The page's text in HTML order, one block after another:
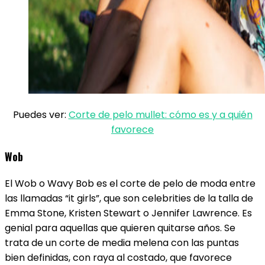
Puedes ver: Corte de pelo mullet: cómo es y a quién
favorece
Wob
El Wob o Wavy Bob es el corte de pelo de moda entre
las llamadas “it girls”, que son celebrities de la talla de
Emma Stone, Kristen Stewart o Jennifer Lawrence. Es
genial para aquellas que quieren quitarse años. Se
trata de un corte de media melena con las puntas
bien definidas, con raya al costado, que favorece